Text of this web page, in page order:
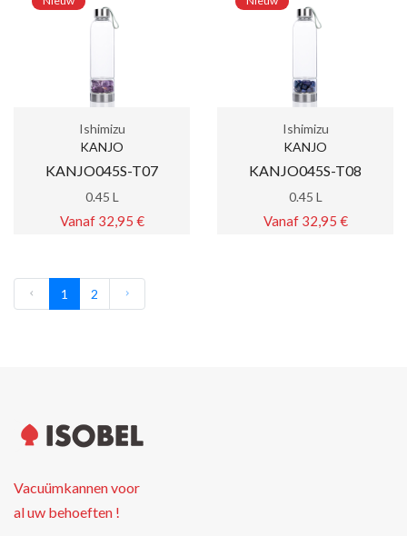
Ishimizu
KANJO
KANJO045S-T07
0.45 L
Vanaf 32,95 €
Ishimizu
KANJO
KANJO045S-T08
0.45 L
Vanaf 32,95 €
1 2
Vacuümkannen voor
al uw behoeften !